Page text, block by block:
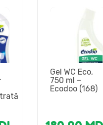
Gel WC Eco,
750 ml –
Ecodoo (168)